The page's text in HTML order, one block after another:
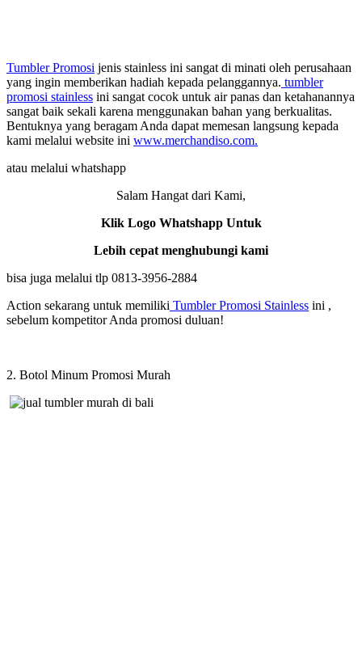
Tumbler Promosi jenis stainless ini sangat di minati oleh perusahaan
yang ingin memberikan hadiah kepada pelanggannya. tumbler
promosi stainless ini sangat cocok untuk air panas dan ketahanannya
sangat baik sekali karena menggunakan bahan yang berkualitas.
Bentuknya yang beragam Anda dapat memesan langsung kepada
kami melalui website ini www.merchandiso.com.
atau melalui whatshapp
Salam Hangat dari Kami,
Klik Logo Whatshapp Untuk
Lebih cepat menghubungi kami
bisa juga melalui tlp 0813-3956-2884
Action sekarang untuk memiliki Tumbler Promosi Stainless ini ,
sebelum kompetitor Anda promosi duluan!
2. Botol Minum Promosi Murah